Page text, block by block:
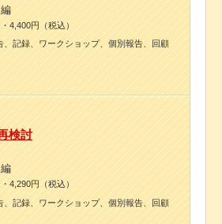
4,400円（税込）
、記録、ワークショップ、個別報告、回顧
検討
4,290円（税込）
、記録、ワークショップ、個別報告、回顧